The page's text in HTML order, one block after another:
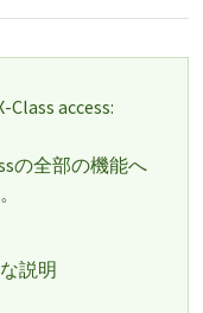
Class access:
の全部の機能へ
説明